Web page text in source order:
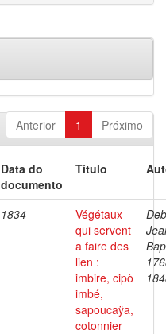
Anterior 1 Próximo
Data do
documento
Título
1834
Végétaux
qui servent
a faire des
lien :
imbire, cipò
imbé,
sapoucaÿa,
cotonnier